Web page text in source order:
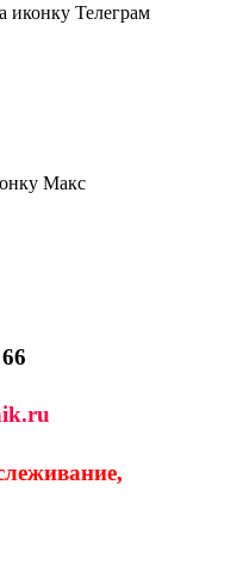
иконку Телеграм
Макс